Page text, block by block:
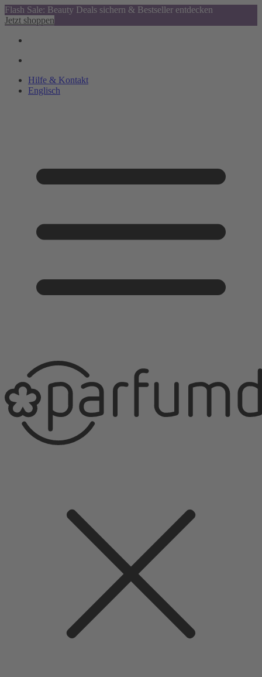
Flash Sale: Beauty Deals sichern & Bestseller entdecken
Jetzt shoppen
Hilfe & Kontakt
Englisch